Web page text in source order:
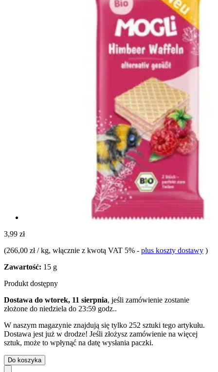
3,99 zł
(266,00 zł / kg, włącznie z kwotą VAT 5% - plus koszty dostawy )
Zawartość: 15 g
Produkt dostępny
Dostawa do wtorek, 11 sierpnia, jeśli zamówienie zostanie
złożone do niedziela do 23:59 godz..
W naszym magazynie znajdują się tylko 252 sztuki tego artykułu.
Dostawa jest już w drodze! Jeśli złożysz zamówienie na więcej
sztuk, może to wpłynąć na datę wysłania paczki.
Do koszyka